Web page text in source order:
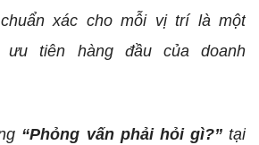
xác cho mỗi vị trí là một
ưu tiên hàng đầu của doanh
“Phỏng vấn phải hỏi gì?” tại